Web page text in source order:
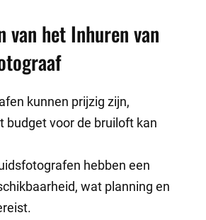
van het Inhuren van
kunnen prijzig zijn,
budget voor de bruiloft kan
hebben een
wat planning en